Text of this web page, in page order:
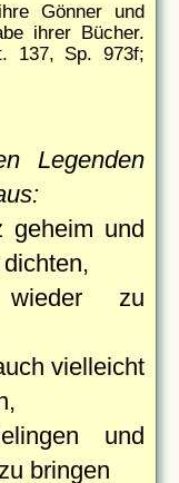
Gönner und
ihrer Bücher.
137, Sp. 973f;
Legenden
geheim und
wieder zu
vielleicht
und
bringen